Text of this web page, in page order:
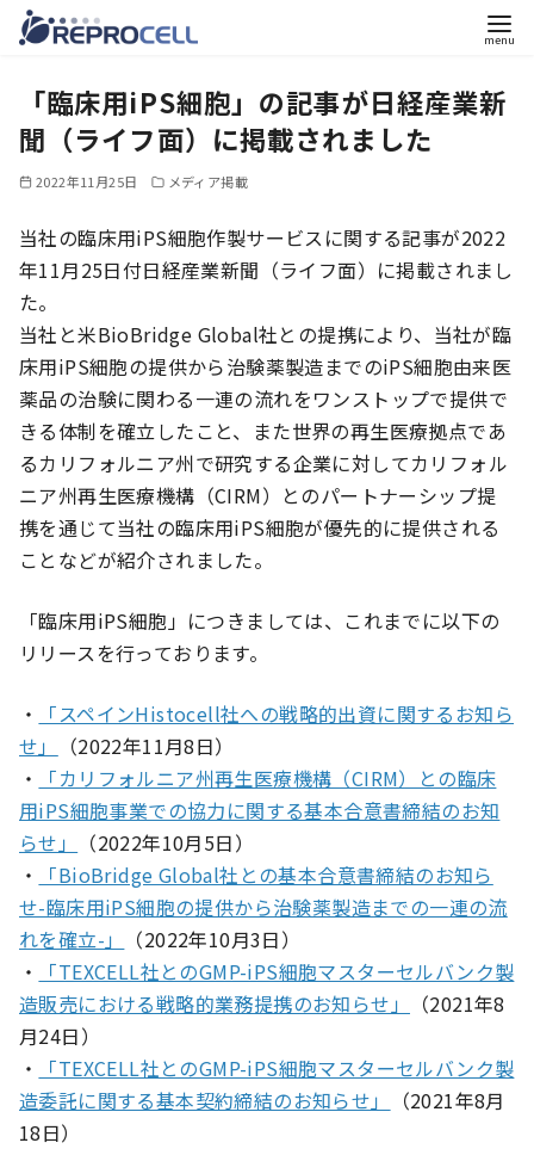
「臨床用iPS細胞」の記事が日経産業新
聞（ライフ面）に掲載されました
2022年11月25日 メディア掲載
当社の臨床用iPS細胞作製サービスに関する記事が2022
年11月25日付日経産業新聞（ライフ面）に掲載されまし
た。
当社と米BioBridge Global社との提携により、当社が臨
床用iPS細胞の提供から治験薬製造までのiPS細胞由来医
薬品の治験に関わる一連の流れをワンストップで提供で
きる体制を確立したこと、また世界の再生医療拠点であ
るカリフォルニア州で研究する企業に対してカリフォル
ニア州再生医療機構（CIRM）とのパートナーシップ提
携を通じて当社の臨床用iPS細胞が優先的に提供される
ことなどが紹介されました。
「臨床用iPS細胞」につきましては、これまでに以下の
リリースを行っております。
・
「スペインHistocell社への戦略的出資に関するお知ら
せ」
（2022年11月8日）
・
「カリフォルニア州再生医療機構（CIRM）との臨床
用iPS細胞事業での協力に関する基本合意書締結のお知
らせ」
（2022年10月5日）
・
「BioBridge Global社との基本合意書締結のお知ら
せ-臨床用iPS細胞の提供から治験薬製造までの一連の流
れを確立-」
（2022年10月3日）
・
「TEXCELL社とのGMP-iPS細胞マスターセルバンク製
造販売における戦略的業務提携のお知らせ」
（2021年8
月24日）
・
「TEXCELL社とのGMP-iPS細胞マスターセルバンク製
造委託に関する基本契約締結のお知らせ」
（2021年8月
18日）